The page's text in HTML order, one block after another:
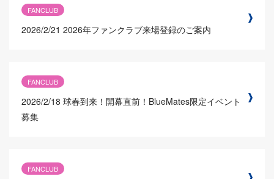
FANCLUB
2026/2/21 2026年ファンクラブ来場登録のご案内
FANCLUB
2026/2/18 球春到来！開幕直前！BlueMates限定イベント
募集
FANCLUB